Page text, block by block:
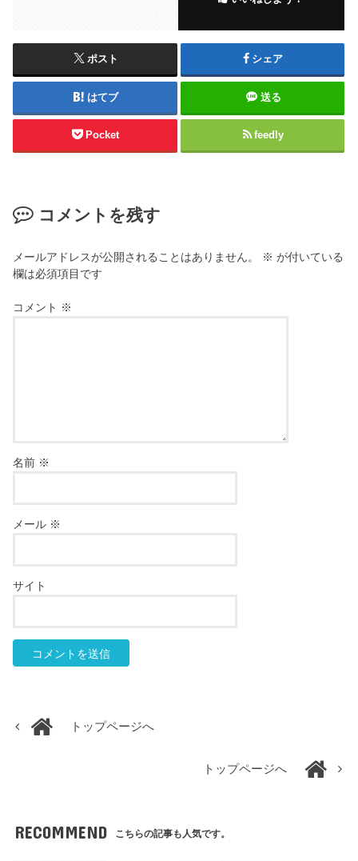
ポスト シェア
はてブ 送る
Pocket feedly
コメントを残す
メールアドレスが公開されることはありません。 ※ が付いている
欄は必須項目です
コメント ※
名前 ※
メール ※
サイト
トップページへ
トップページへ
RECOMMEND こちらの記事も人気です。